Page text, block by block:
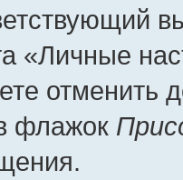
«Личные
отменить
флажок